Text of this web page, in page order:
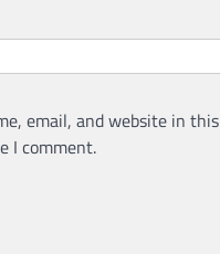
email, and website in
I comment.